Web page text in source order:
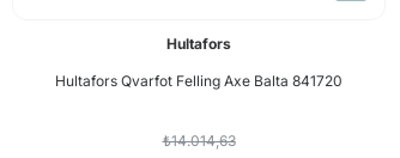
Hultafors
Hultafors Qvarfot Felling Axe Balta 841720
₺14.014,63